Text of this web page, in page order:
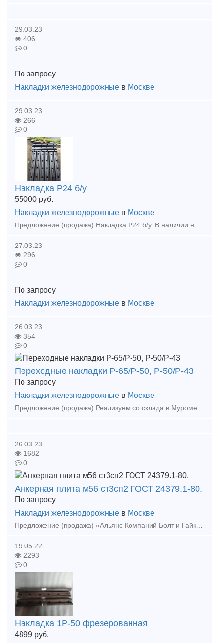
29.03.23
406
0
По запросу
Накладки железнодорожные в Москве
29.03.23
266
0
Накладка Р24 б/у
55000 руб.
Накладки железнодорожные в Москве
27.03.23
296
0
По запросу
Накладки железнодорожные в Москве
26.03.23
354
0
Переходные накладки Р-65/Р-50, Р-50/Р-43
По запросу
Накладки железнодорожные в Москве
Предложение (продажа) Реализуем со склада в Муроме новые литые накладки Р-65/Р-50 по цене 6 600 руб/пара , Р-50/Р-43 - по 5 900 с НДС. При заказе 10 к-тов и более - с
26.03.23
1682
0
Анкерная плита м56 ст3сп2 ГОСТ 24379.1-80.
По запросу
Накладки железнодорожные в Москве
Предложение (продажа) «Альянс Компаний Болт и Гайка», а это ведущий производитель фундаментных болтов и метизной продукции, объявляет о снижении цен на анкерные плиты
19.05.22
2293
0
Накладка 1Р-50 фрезерованная
4899 руб.